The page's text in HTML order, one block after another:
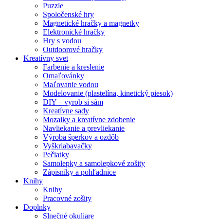
Puzzle
Spoločenské hry
Magnetické hračky a magnetky
Elektronické hračky
Hry s vodou
Outdoorové hračky
Kreatívny svet
Farbenie a kreslenie
Omaľovánky
Maľovanie vodou
Modelovanie (plastelína, kinetický piesok)
DIY – vyrob si sám
Kreatívne sady
Mozaiky a kreatívne zdobenie
Navliekanie a prevliekanie
Výroba šperkov a ozdôb
Vyškriabavačky
Pečiatky
Samolepky a samolepkové zošity
Zápisníky a pohľadnice
Knihy
Knihy
Pracovné zošity
Doplnky
Slnečné okuliare